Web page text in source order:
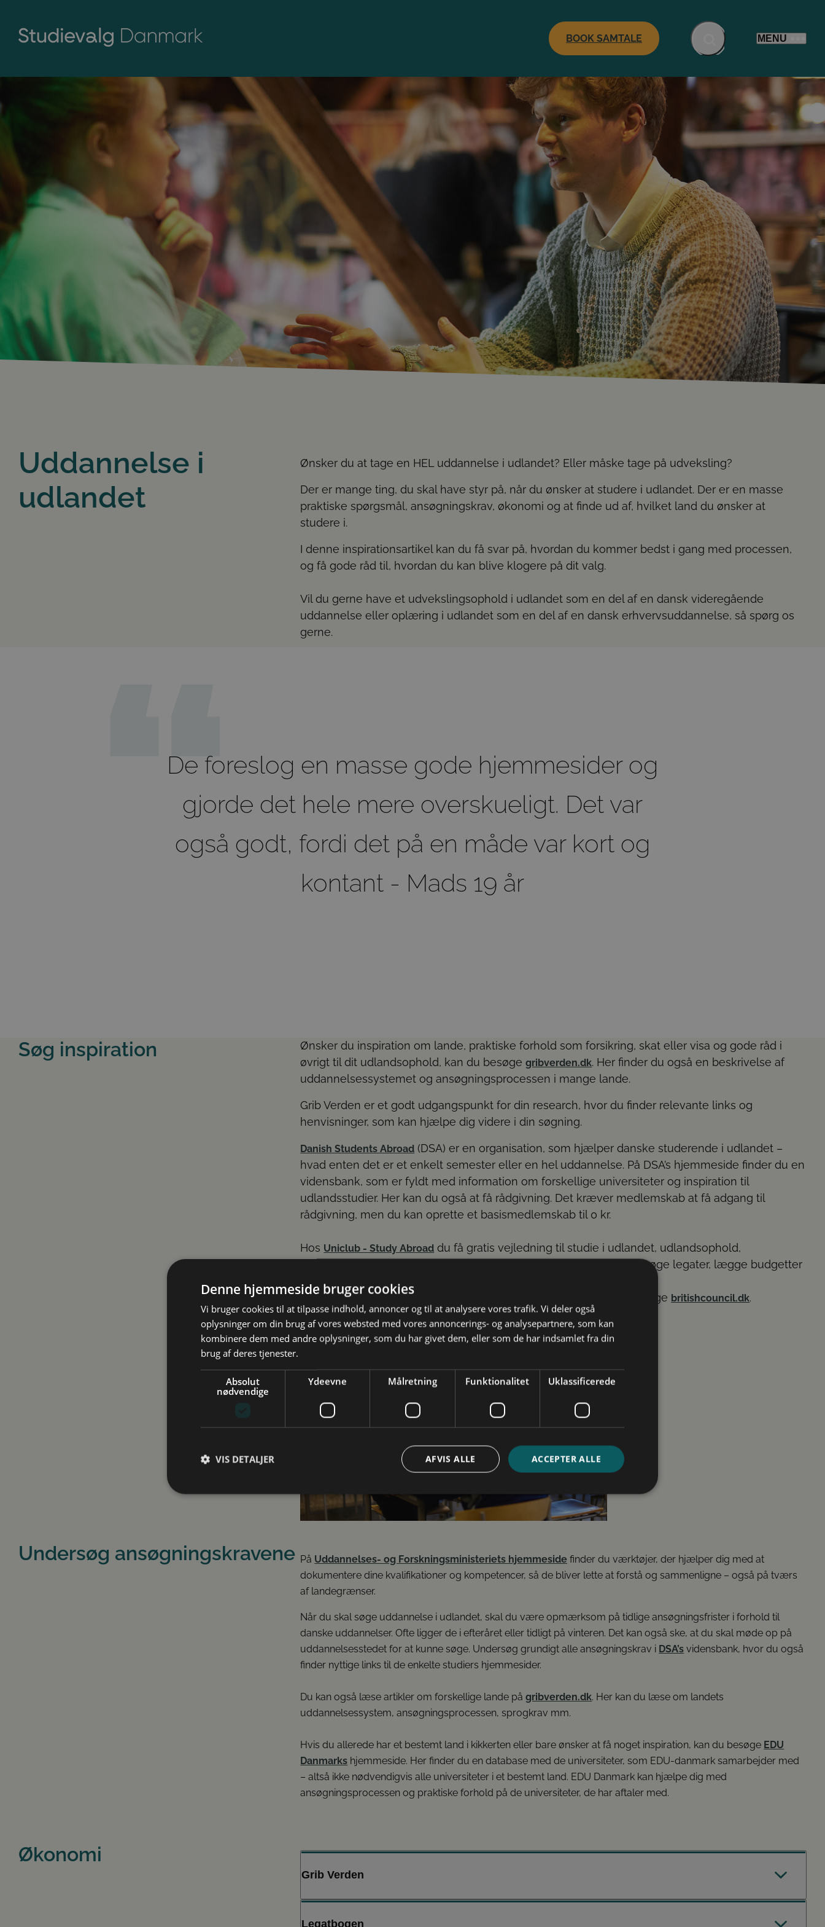
BOOK SAMTALE MENU
Studievalg Danmark
Vejledning
Inspiration
Arrangementer
Future Spin
Studievalg Danmarks undersøgelser
Kontakt
Ansatte
Om os
Uddannelse i
udlandet
Ønsker du at tage en HEL uddannelse i udlandet? Eller måske tage på udveksling?
Der er mange ting, du skal have styr på, når du ønsker at studere i udlandet. Der er en masse
praktiske spørgsmål, ansøgningskrav, økonomi og at finde ud af, hvilket land du ønsker at
studere i.
I denne inspirationsartikel kan du få svar på, hvordan du kommer bedst i gang med processen,
og få gode råd til, hvordan du kan blive klogere på dit valg.
Vil du gerne have et udvekslingsophold i udlandet som en del af en dansk videregående
uddannelse eller oplæring i udlandet som en del af en dansk erhvervsuddannelse, så spørg os
gerne.
De foreslog en masse gode hjemmesider og
gjorde det hele mere overskueligt. Det var
også godt, fordi det på en måde var kort og
kontant - Mads 19 år
Søg inspiration
Ønsker du inspiration om lande, praktiske forhold som forsikring, skat eller visa og gode råd i
øvrigt til dit udlandsophold, kan du besøgegribverden.dk. Her finder du også en beskrivelse af
uddannelsessystemet og ansøgningsprocessen i mange lande.
Grib Verden er et godt udgangspunkt for din research, hvor du finder relevante links og
henvisninger, som kan hjælpe dig videre i din søgning.
Danish Students Abroad (DSA) er en organisation, som hjælper danske studerende i udlandet –
hvad enten det er et enkelt semester eller en hel uddannelse. På DSA’s hjemmeside finder du en
vidensbank, som er fyldt med information om forskellige universiteter og inspiration til
udlandsstudier. Her kan du også at få rådgivning. Det kræver medlemskab at få adgang til
rådgivning, men du kan oprette et basismedlemskab til 0 kr.
Hos Uniclub - Study Abroad du få gratis vejledning til studie i udlandet, udlandsophold,
sabbatårsprogrammer samt studieafgifter og SU, få gode råd til at søge legater, lægge budgetter
og berettigelse til udlandsstipendiet.
Drømmer du om at studere i Storbritannien, kan du med fordel besøge britishcouncil.dk.
Undersøg ansøgningskravene På Uddannelses- og Forskningsministeriets hjemmeside finder du værktøjer, der hjælper dig med at
dokumentere dine kvalifikationer og kompetencer, så de bliver lette at forstå og sammenligne – også på tværs
af landegrænser.
Når du skal søge uddannelse i udlandet, skal du være opmærksom på tidlige ansøgningsfrister i forhold til
danske uddannelser. Ofte ligger de i efteråret eller tidligt på vinteren. Det kan også ske, at du skal møde op på
uddannelsesstedet for at kunne søge. Undersøg grundigt alle ansøgningskrav i DSA’s vidensbank, hvor du også
finder nyttige links til de enkelte studiers hjemmesider.
Du kan også læse artikler om forskellige lande pågribverden.dk. Her kan du læse om landets
uddannelsessystem, ansøgningsprocessen, sprogkrav mm.
Hvis du allerede har et bestemt land i kikkerten eller bare ønsker at få noget inspiration, kan du besøge EDU
Danmarks hjemmeside. Her finder du en database med de universiteter, som EDU-danmark samarbejder med
– altså ikke nødvendigvis alle universiteter i et bestemt land. EDU Danmark kan hjælpe dig med
ansøgningsprocessen og praktiske forhold på de universiteter, de har aftaler med.
Økonomi
Grib Verden
På gribverden.dk kan du under fanen ”Din vej” i kategorien ”Sådan får du råd” finde information om alt fra SU og
Legatbogen
Denne hjemmeside bruger cookies
Vi bruger cookies til at tilpasse indhold, annoncer og til at analysere vores trafik. Vi deler også
oplysninger om din brug af vores websted med vores annoncerings- og analysepartnere, som kan
kombinere dem med andre oplysninger, som du har givet dem, eller som de har indsamlet fra din
brug af deres tjenester.
Absolut
nødvendige
Ydeevne Målretning Funktionalitet Uklassificerede
ACCEPTER ALLE
AFVIS ALLE
VIS DETALJER
Absolut nødvendige Ydeevne Målretning Funktionalitet Uklassificerede
Hjemmesiden kan ikke bruges korrekt uden de absolut nødvendige cookies.